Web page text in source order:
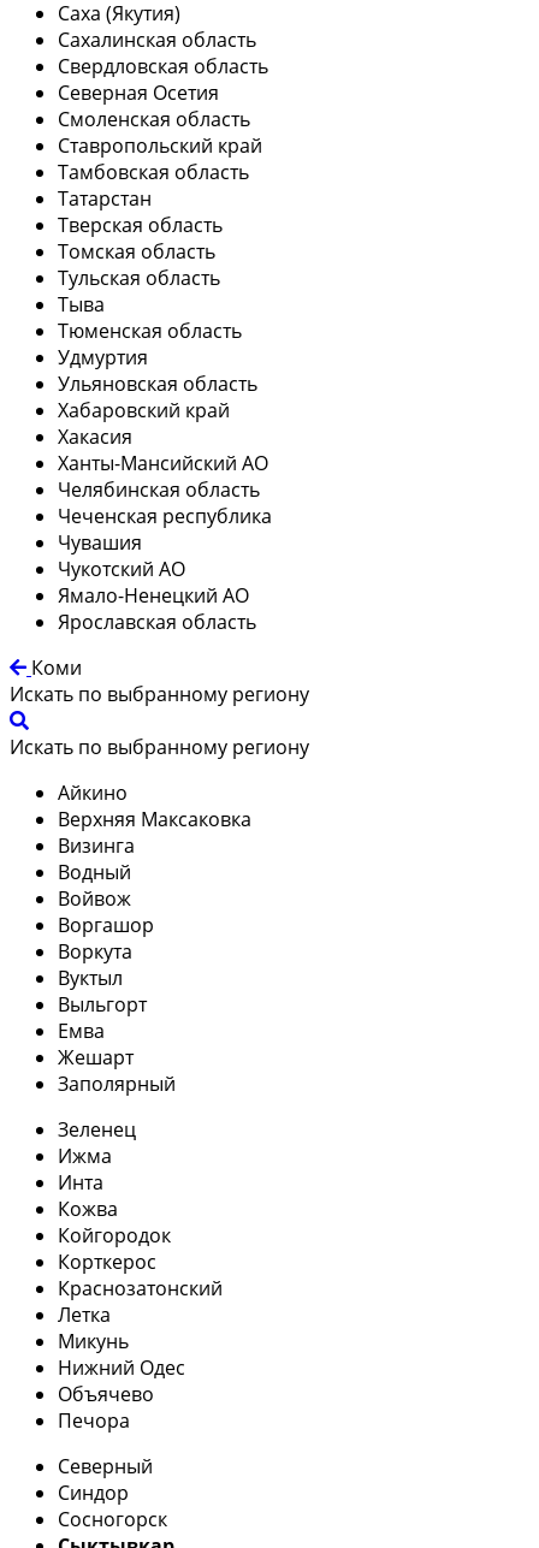
Саха (Якутия)
Сахалинская область
Свердловская область
Северная Осетия
Смоленская область
Ставропольский край
Тамбовская область
Татарстан
Тверская область
Томская область
Тульская область
Тыва
Тюменская область
Удмуртия
Ульяновская область
Хабаровский край
Хакасия
Ханты-Мансийский АО
Челябинская область
Чеченская республика
Чувашия
Чукотский АО
Ямало-Ненецкий АО
Ярославская область
Коми
Искать по выбранному региону
Искать по выбранному региону
Айкино
Верхняя Максаковка
Визинга
Водный
Войвож
Воргашор
Воркута
Вуктыл
Выльгорт
Емва
Жешарт
Заполярный
Зеленец
Ижма
Инта
Кожва
Койгородок
Корткерос
Краснозатонский
Летка
Микунь
Нижний Одес
Объячево
Печора
Северный
Синдор
Сосногорск